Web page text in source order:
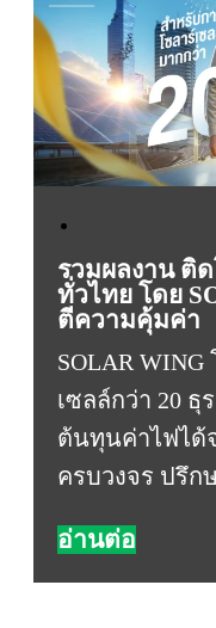
รวมผลงาน ติ
ทั่วไทย โดย
ตีความคุ้มค่า
SOLAR
เซลล์กว่า 20
ต้นทุนค่าไฟได้
ครบวงจร ปรึก
อ่านต่อ